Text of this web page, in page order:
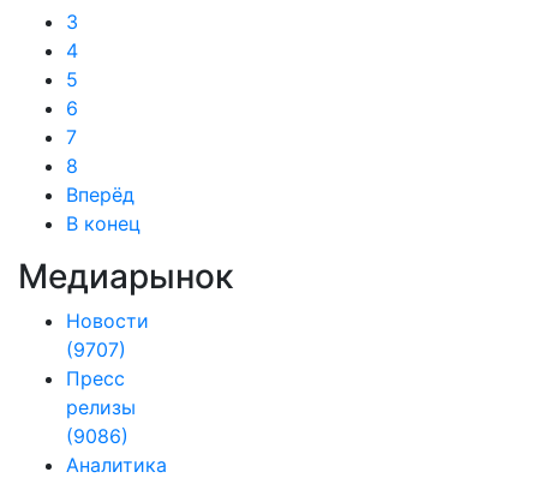
3
4
5
6
7
8
Вперёд
В конец
Медиарынок
Новости
(9707)
Пресс
релизы
(9086)
Аналитика